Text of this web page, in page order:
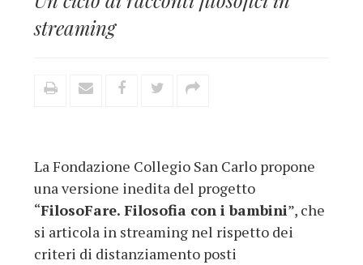
streaming
La Fondazione Collegio San Carlo propone
una versione inedita del progetto
“FilosoFare. Filosofia con i bambini”, che
si articola in streaming nel rispetto dei
criteri di distanziamento posti